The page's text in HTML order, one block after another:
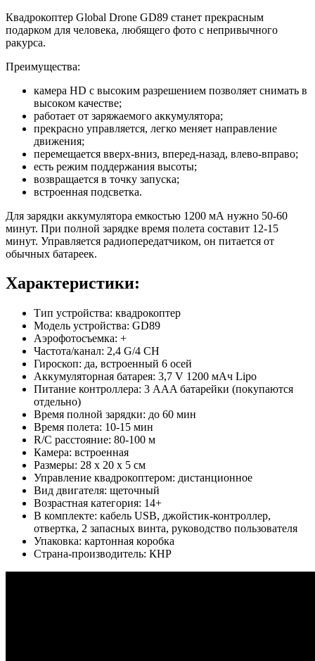
Квадрокоптер Global Drone GD89 станет прекрасным
подарком для человека, любящего фото с непривычного
ракурса.
Преимущества:
камера HD с высоким разрешением позволяет снимать в
высоком качестве;
работает от заряжаемого аккумулятора;
прекрасно управляется, легко меняет направление
движения;
перемещается вверх-вниз, вперед-назад, влево-вправо;
есть режим поддержания высоты;
возвращается в точку запуска;
встроенная подсветка.
Для зарядки аккумулятора емкостью 1200 мА нужно 50-60
минут. При полной зарядке время полета составит 12-15
минут. Управляется радиопередатчиком, он питается от
обычных батареек.
Характеристики:
Тип устройства: квадрокоптер
Модель устройства: GD89
Аэрофотосъемка: +
Частота/канал: 2,4 G/4 CH
Гироскоп: да, встроенный 6 осей
Аккумуляторная батарея: 3,7 V 1200 мАч Lipo
Питание контроллера: 3 AAA батарейки (покупаются
отдельно)
Время полной зарядки: до 60 мин
Время полета: 10-15 мин
R/C расстояние: 80-100 м
Камера: встроенная
Размеры: 28 х 20 х 5 см
Управление квадрокоптером: дистанционное
Вид двигателя: щеточный
Возрастная категория: 14+
В комплекте: кабель USB, джойстик-контроллер,
отвертка, 2 запасных винта, руководство пользователя
Упаковка: картонная коробка
Страна-производитель: КНР